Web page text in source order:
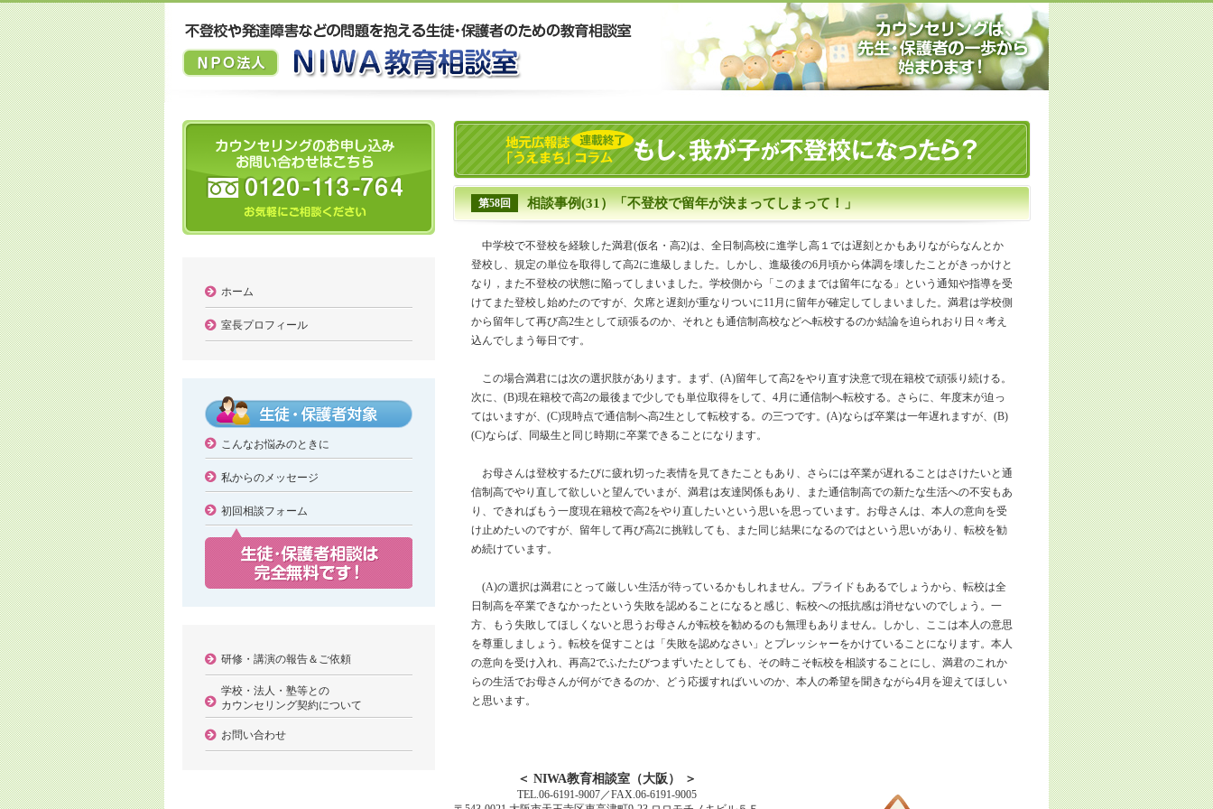
ホーム
室長プロフィール
こんなお悩みのときに
私からのメッセージ
初回相談フォーム
研修・講演の報告＆ご依頼
学校・法人・塾等との
カウンセリング契約について
お問い合わせ
第58回 相談事例(31）「不登校で留年が決まってしまって！」
中学校で不登校を経験した満君(仮名・高2)は、全日制高校に進学し高１では遅刻とかもありながらなんとか
登校し、規定の単位を取得して高2に進級しました。しかし、進級後の6月頃から体調を壊したことがきっかけと
なり，また不登校の状態に陥ってしまいました。学校側から「このままでは留年になる」という通知や指導を受
けてまた登校し始めたのですが、欠席と遅刻が重なりついに11月に留年が確定してしまいました。満君は学校側
から留年して再び高2生として頑張るのか、それとも通信制高校などへ転校するのか結論を迫られおり日々考え
込んでしまう毎日です。
この場合満君には次の選択肢があります。まず、(A)留年して高2をやり直す決意で現在籍校で頑張り続ける。
次に、(B)現在籍校で高2の最後まで少しでも単位取得をして、4月に通信制へ転校する。さらに、年度末が迫っ
てはいますが、(C)現時点で通信制へ高2生として転校する。の三つです。(A)ならば卒業は一年遅れますが、(B)
(C)ならば、同級生と同じ時期に卒業できることになります。
お母さんは登校するたびに疲れ切った表情を見てきたこともあり、さらには卒業が遅れることはさけたいと通
信制高でやり直して欲しいと望んでいまが、満君は友達関係もあり、また通信制高での新たな生活への不安もあ
り、できればもう一度現在籍校で高2をやり直したいという思いを思っています。お母さんは、本人の意向を受
け止めたいのですが、留年して再び高2に挑戦しても、また同じ結果になるのではという思いがあり、転校を勧
め続けています。
(A)の選択は満君にとって厳しい生活が待っているかもしれません。プライドもあるでしょうから、転校は全
日制高を卒業できなかったという失敗を認めることになると感じ、転校への抵抗感は消せないのでしょう。一
方、もう失敗してほしくないと思うお母さんが転校を勧めるのも無理もありません。しかし、ここは本人の意思
を尊重しましょう。転校を促すことは「失敗を認めなさい」とプレッシャーをかけていることになります。本人
の意向を受け入れ、再高2でふたたびつまずいたとしても、その時こそ転校を相談することにし、満君のこれか
らの生活でお母さんが何ができるのか、どう応援すればいいのか、本人の希望を聞きながら4月を迎えてほしい
と思います。
＜ NIWA教育相談室（大阪） ＞
TEL.06-6191-9007／FAX.06-6191-9005